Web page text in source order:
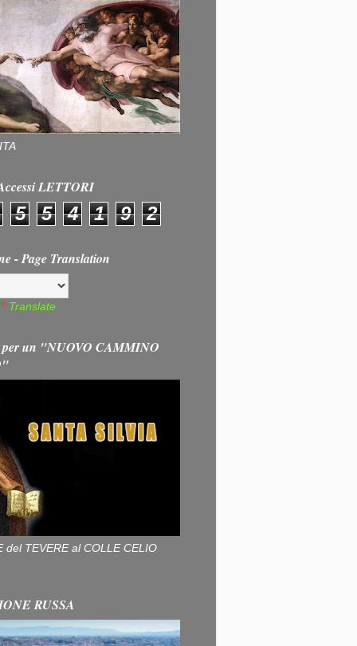
LETTORI
5 5 4 1 9 2
- Page Translation
Translate
per un "NUOVO CAMMINO
del TEVERE al COLLE CELIO
RUSSA